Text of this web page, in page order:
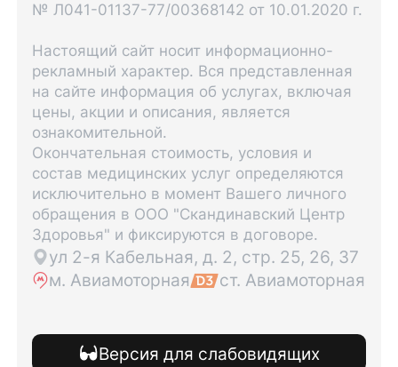
№ Л041-01137-77/00368142 от 10.01.2020 г.
Настоящий сайт носит информационно-
рекламный характер. Вся представленная
на сайте информация об услугах, включая
цены, акции и описания, является
ознакомительной.
Окончательная стоимость, условия и
состав медицинских услуг определяются
исключительно в момент Вашего личного
обращения в ООО "Скандинавский Центр
Здоровья" и фиксируются в договоре.
ул 2-я Кабельная, д. 2, стр. 25, 26, 37
м. Авиамоторная
ст. Авиамоторная
Версия для слабовидящих